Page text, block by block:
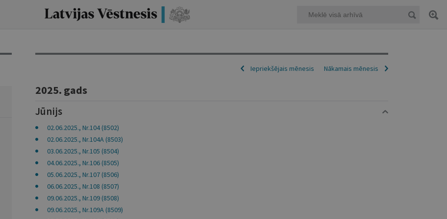
Nākamais mēnesis
Iepriekšējais mēnesis
2025. gads
Jūnijs
02.06.2025., Nr.104 (8502)
02.06.2025., Nr.104A (8503)
03.06.2025., Nr.105 (8504)
04.06.2025., Nr.106 (8505)
05.06.2025., Nr.107 (8506)
06.06.2025., Nr.108 (8507)
09.06.2025., Nr.109 (8508)
09.06.2025., Nr.109A (8509)